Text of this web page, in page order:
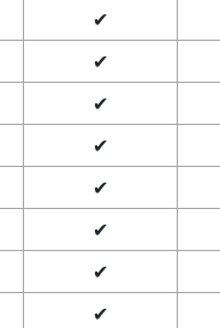
✔
✔
✔
✔
✔
✔
✔
✔